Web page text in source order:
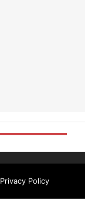
Privacy Policy